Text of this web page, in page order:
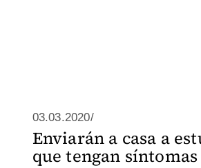
03.03.2020/
Enviarán a casa a
que tengan